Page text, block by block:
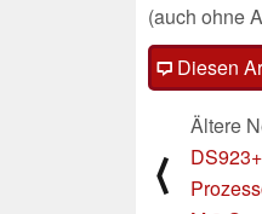
(auch ohne
Diesen
⟨
Ältere